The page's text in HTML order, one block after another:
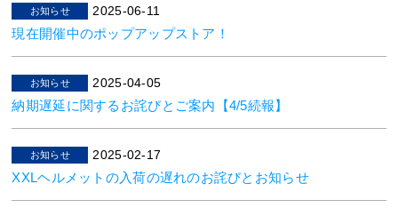
お知らせ 2025-06-11
現在開催中のポップアップストア！
お知らせ 2025-04-05
納期遅延に関するお詫びとご案内【4/5続報】
お知らせ 2025-02-17
XXLヘルメットの入荷の遅れのお詫びとお知らせ